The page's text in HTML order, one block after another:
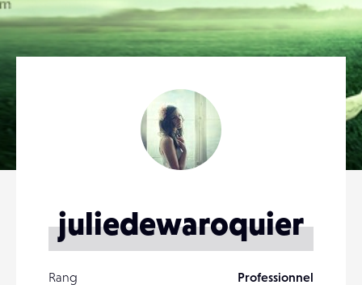
juliedewaroquier
Rang
Professionnel